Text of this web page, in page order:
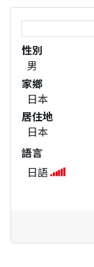
性別
男
家鄉
日本
居住地
日本
語言
日語